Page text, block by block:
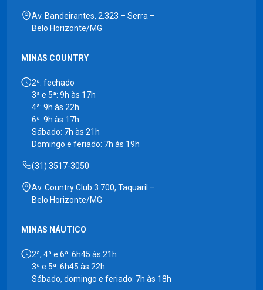
Av. Bandeirantes, 2.323 – Serra –
Belo Horizonte/MG
MINAS COUNTRY
2ª: fechado
3ª e 5ª: 9h às 17h
4ª: 9h às 22h
6ª: 9h às 17h
Sábado: 7h às 21h
Domingo e feriado: 7h às 19h
(31) 3517-3050
Av. Country Club 3.700, Taquaril –
Belo Horizonte/MG
MINAS NÁUTICO
2ª, 4ª e 6ª: 6h45 às 21h
3ª e 5ª: 6h45 às 22h
Sábado, domingo e feriado: 7h às 18h